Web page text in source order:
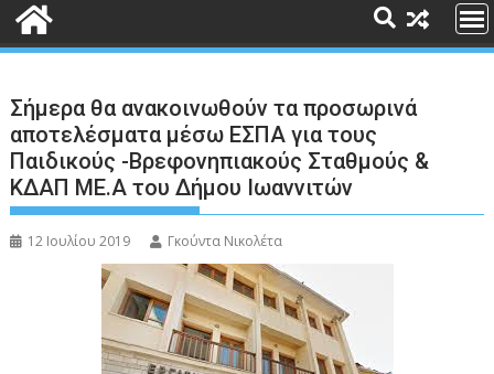
Σήμερα θα ανακοινωθούν τα προσωρινά
αποτελέσματα μέσω ΕΣΠΑ για τους
Παιδικούς -Βρεφονηπιακούς Σταθμούς &
ΚΔΑΠ ΜΕ.Α του Δήμου Ιωαννιτών
12 Ιουλίου 2019 Γκούντα Νικολέτα